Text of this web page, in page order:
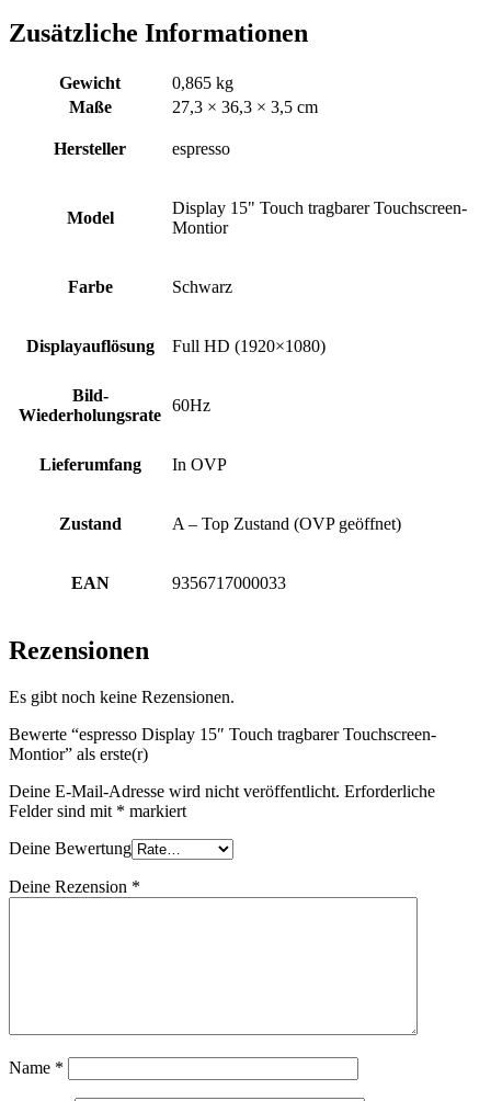
Zusätzliche Informationen
Gewicht
0,865 kg
Maße
27,3 × 36,3 × 3,5 cm
Hersteller espresso
Model
Display 15" Touch tragbarer Touchscreen-
Montior
Farbe Schwarz
Displayauflösung Full HD (1920×1080)
Bild-
Wiederholungsrate
60Hz
Lieferumfang In OVP
Zustand A – Top Zustand (OVP geöffnet)
EAN 9356717000033
Rezensionen
Es gibt noch keine Rezensionen.
Bewerte “espresso Display 15″ Touch tragbarer Touchscreen-
Montior” als erste(r)
Deine E-Mail-Adresse wird nicht veröffentlicht. Erforderliche
Felder sind mit * markiert
Deine Bewertung
Deine Rezension *
Name *